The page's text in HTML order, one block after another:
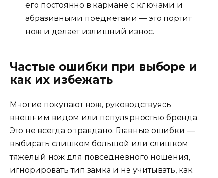
его постоянно в кармане с ключами и
абразивными предметами — это портит
нож и делает излишний износ.
Частые ошибки при выборе и
как их избежать
Многие покупают нож, руководствуясь
внешним видом или популярностью бренда.
Это не всегда оправдано. Главные ошибки —
выбирать слишком большой или слишком
тяжёлый нож для повседневного ношения,
игнорировать тип замка и не учитывать, как